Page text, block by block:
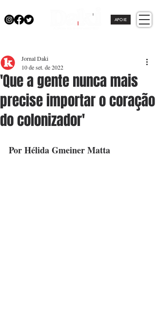
APOIE
'Que a gente nunca mais
precise importar o coração
do colonizador'
Jornal Daki
10 de set. de 2022
Por Hélida Gmeiner Matta